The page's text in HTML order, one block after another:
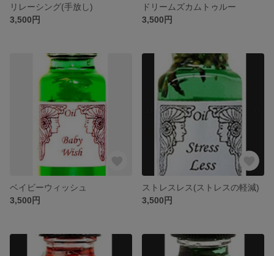
リレーシング(手放し)
3,500円
ドリームズカムトゥルー
3,500円
ベイビーウィッシュ
3,500円
ストレスレス(ストレスの軽減)
3,500円